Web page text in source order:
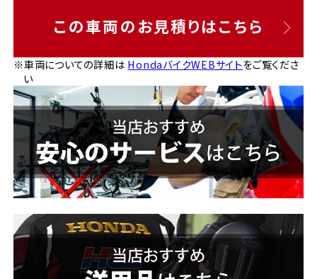
この車両のお見積りはこちら
※車両についての詳細は HondaバイクWEBサイトをご覧くださ
い
ホンダドリーム 川崎宮前
ホンダドリーム 横浜緑
千葉県
ホンダドリーム 船橋
ホンダドリーム 松戸
兵庫県
ホンダドリーム 神戸灘
ホンダドリーム 尼崎
ホンダドリーム 姫路
ホンダドリーム 西宮甲子園
奈良県
ホンダドリーム 奈良